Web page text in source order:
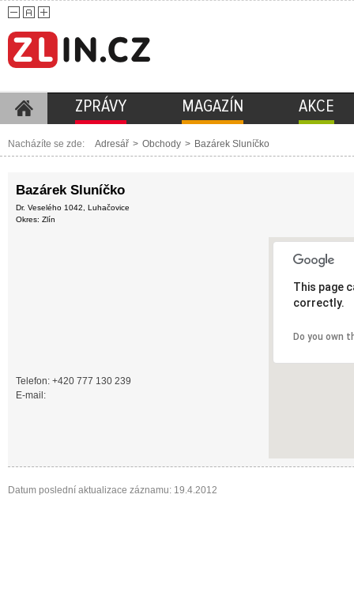
ZPRÁVY MAGAZÍN AKCE
Nacházíte se zde: Adresář > Obchody > Bazárek Sluníčko
Bazárek Sluníčko
Dr. Veselého 1042, Luhačovice
Okres: Zlín
Telefon: +420 777 130 239
E-mail:
This page
correctly.
Do you own
Datum poslední aktualizace záznamu: 19.4.2012